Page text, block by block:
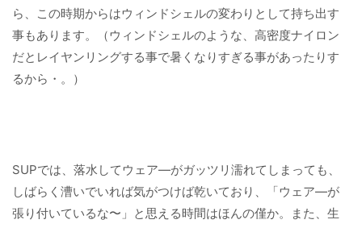
ら、この時期からはウィンドシェルの変わりとして持ち出す
事もあります。（ウィンドシェルのような、高密度ナイロン
だとレイヤンリングする事で暑くなりすぎる事があったりす
るから・。）
SUPでは、落水してウェア―がガッツリ濡れてしまっても、
しばらく漕いでいれば気がつけば乾いており、「ウェア―が
張り付いているな〜」と思える時間はほんの僅か。また、生